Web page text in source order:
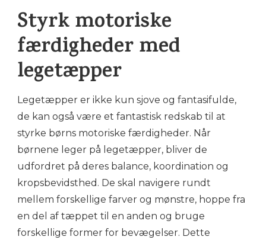
Styrk motoriske
færdigheder med
legetæpper
Legetæpper er ikke kun sjove og fantasifulde,
de kan også være et fantastisk redskab til at
styrke børns motoriske færdigheder. Når
børnene leger på legetæpper, bliver de
udfordret på deres balance, koordination og
kropsbevidsthed. De skal navigere rundt
mellem forskellige farver og mønstre, hoppe fra
en del af tæppet til en anden og bruge
forskellige former for bevægelser. Dette